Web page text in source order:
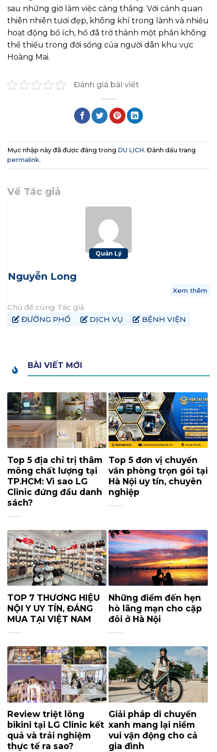
sau những giờ làm việc căng thẳng. Với cảnh quan
thiên nhiên tươi đẹp, không khí trong lành và nhiều
hoạt động bổ ích, hồ đã trở thành một phần không
thể thiếu trong đời sống của người dân khu vực
Hoàng Mai.
Đánh giá bài viết
Mục nhập này đã được đăng trong DU LỊCH. Đánh dấu trang
permalink.
Về Tác giả
Quản Lý
Nguyễn Long
Xem thêm
Chủ đề cùng Tác giả
ĐƯỜNG PHỐ
DỊCH VỤ BỆNH VIỆN
BÀI VIẾT MỚI
Top 5 địa chỉ trị thâm
mông chất lượng tại
TP.HCM: Vì sao LG
Clinic đứng đầu danh
sách?
Top 5 đơn vị chuyển
văn phòng trọn gói tại
Hà Nội uy tín, chuyên
nghiệp
TOP 7 THƯƠNG HIỆU
NỘI Y UY TÍN, ĐÁNG
MUA TẠI VIỆT NAM
Những điểm đến hẹn
hò lãng mạn cho cặp
đôi ở Hà Nội
Review triệt lông
bikini tại LG Clinic kết
quả và trải nghiệm
thực tế ra sao?
Giải pháp di chuyển
xanh mang lại niềm
vui vận động cho cả
gia đình